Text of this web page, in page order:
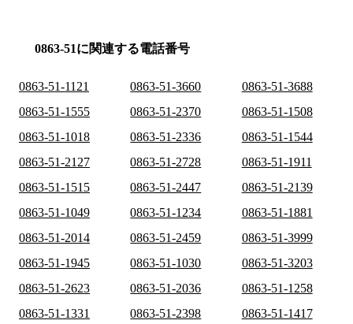
0863-51に関連する電話番号
0863-51-1121 0863-51-3660
0863-51-3688
0863-51-1555
0863-51-2370
0863-51-1508
0863-51-1018
0863-51-2336
0863-51-1544
0863-51-2127
0863-51-2728
0863-51-1911
0863-51-1515
0863-51-2447
0863-51-2139
0863-51-1049
0863-51-1234
0863-51-1881
0863-51-2014
0863-51-2459
0863-51-3999
0863-51-1945
0863-51-1030
0863-51-3203
0863-51-2623
0863-51-2036
0863-51-1258
0863-51-1331
0863-51-2398
0863-51-1417